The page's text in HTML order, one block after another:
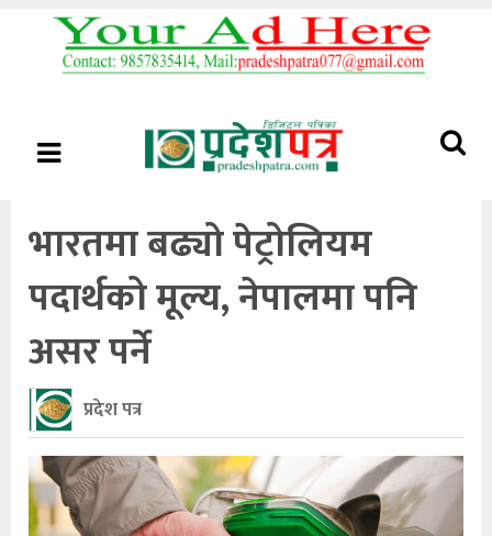
भारतमा बढ्यो पेट्रोलियम
पदार्थको मूल्य, नेपालमा पनि
असर पर्ने
प्रदेश पत्र